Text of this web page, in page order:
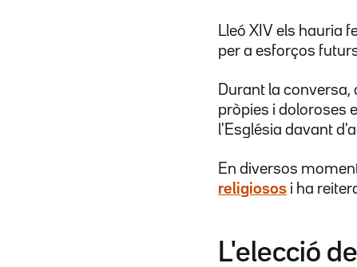
Lleó XIV els hauria
per a esforços
Durant la conversa,
pròpies i doloroses
l'Església davant
En diversos
religiosos i ha
L'elecció